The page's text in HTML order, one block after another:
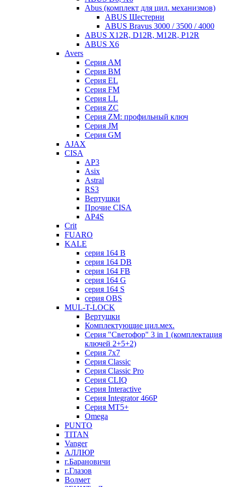
Abus (комплект для цил. механизмов)
ABUS Шестерни
ABUS Bravus 3000 / 3500 / 4000
ABUS X12R, D12R, M12R, P12R
ABUS X6
Avers
Серия AM
Серия BM
Серия EL
Серия FM
Серия LL
Серия ZC
Серия ZM: профильный ключ
Серия JM
Серия GM
AJAX
CISA
AP3
Asix
Astral
RS3
Вертушки
Прочие CISA
AP4S
Crit
FUARO
KALE
серия 164 B
серия 164 DB
серия 164 FB
серия 164 G
серия 164 S
серия OBS
MUL-T-LOCK
Вертушки
Комплектующие цил.мех.
Серия "Светофор" 3 in 1 (комплектация
ключей 2+5+2)
Серия 7х7
Серия Classic
Серия Classic Pro
Серия CLIQ
Серия Interactive
Серия Integrator 466P
Серия MT5+
Omega
PUNTO
TITAN
Vanger
АЛЛЮР
г.Барановичи
г.Глазов
Волмет